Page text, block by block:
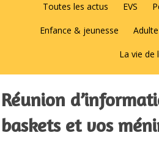
Toutes les actus EVS
Enfance & jeunesse
La vie de
Réunion
baskets et vos